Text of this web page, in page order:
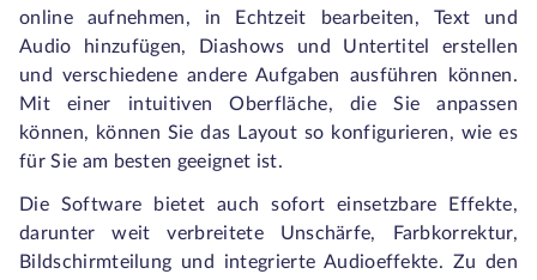
online aufnehmen, in Echtzeit bearbeiten, Text und
Audio hinzufügen, Diashows und Untertitel erstellen
und verschiedene andere Aufgaben ausführen können.
Mit einer intuitiven Oberfläche, die Sie anpassen
können, können Sie das Layout so konfigurieren, wie es
für Sie am besten geeignet ist.
Die Software bietet auch sofort einsetzbare Effekte,
darunter weit verbreitete Unschärfe, Farbkorrektur,
Bildschirmteilung und integrierte Audioeffekte. Zu den